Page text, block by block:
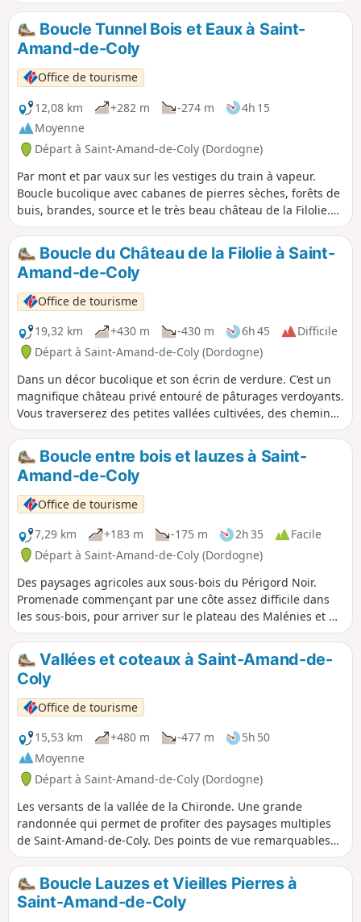
anciens. Itinéraire plaisir au cœur du petit patrimoine bâti
périgourdin.
Boucle Tunnel Bois et Eaux à Saint-
Amand-de-Coly
Office de tourisme
12,08 km
+282 m -274 m
4h 15
Moyenne
Départ à Saint-Amand-de-Coly (Dordogne)
Par mont et par vaux sur les vestiges du train à vapeur.
Boucle bucolique avec cabanes de pierres sèches, forêts de
buis, brandes, source et le très beau château de la Filolie.
Au retour, vue plongeante sur l'abbaye de St-Amand de
Coly.Boucle du Château de la Filolie à Saint-
Amand-de-Coly
Office de tourisme
19,32 km
+430 m -430 m 6h 45
Difficile
Départ à Saint-Amand-de-Coly (Dordogne)
Dans un décor bucolique et son écrin de verdure. C’est un
magnifique château privé entouré de pâturages verdoyants.
Vous traverserez des petites vallées cultivées, des chemins
le plus souvent boisés, ainsi que des villages entièrement
restaurés et pourrez apprécier de magnifiques points de
vue. Boucle entre bois et lauzes à Saint-
Amand-de-Coly
Office de tourisme
7,29 km
+183 m -175 m 2h 35
Facile
Départ à Saint-Amand-de-Coly (Dordogne)
Des paysages agricoles aux sous-bois du Périgord Noir.
Promenade commençant par une côte assez difficile dans
les sous-bois, pour arriver sur le plateau des Malénies et du
Bos. Suite de la randonnée par Larnaudie et à travers les
sous-bois jusqu’à la Croix du Peuch.
Vallées et coteaux à Saint-Amand-de-
Coly
Office de tourisme
15,53 km
+480 m -477 m
5h 50
Moyenne
Départ à Saint-Amand-de-Coly (Dordogne)
Les versants de la vallée de la Chironde. Une grande
randonnée qui permet de profiter des paysages multiples
de Saint-Amand-de-Coly. Des points de vue remarquables
émaillent le parcours. Des portions souvent bien
ombragées procurent fraîcheur et confort.
Boucle Lauzes et Vieilles Pierres à
Saint-Amand-de-Coly